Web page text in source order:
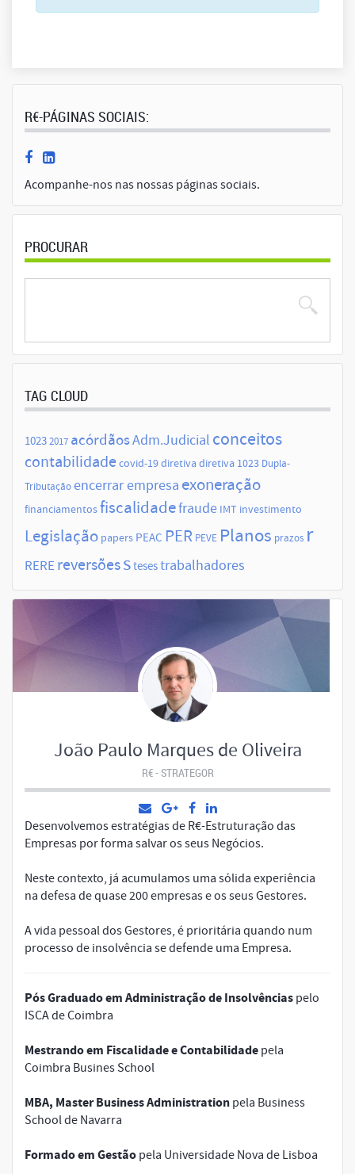
R€-PÁGINAS SOCIAIS:
Acompanhe-nos nas nossas páginas sociais.
PROCURAR
TAG CLOUD
10232017 acórdãosAdm.Judicial conceitos
contabilidade covid-19diretiva diretiva 1023 Dupla-
Tributaçãoencerrar empresa exoneração
financiamentosfiscalidadefraude IMT investimento
Legislação papers PEAC PER PEVE Planos prazos r
RERE reversõesstesestrabalhadores
João Paulo Marques de Oliveira
R€ - STRATEGOR
Desenvolvemos estratégias de R€-Estruturação das
Empresas por forma salvar os seus Negócios.
Neste contexto, já acumulamos uma sólida experiência
na defesa de quase 200 empresas e os seus Gestores.
A vida pessoal dos Gestores, é prioritária quando num
processo de insolvência se defende uma Empresa.
Pós Graduado em Administração de Insolvências pelo
ISCA de Coimbra
Mestrando em Fiscalidade e Contabilidade pela
Coimbra Busines School
MBA, Master Business Administration pela Business
School de Navarra
Formado em Gestão pela Universidade Nova de Lisboa